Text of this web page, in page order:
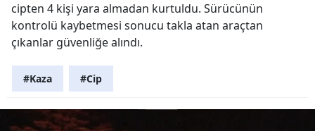
cipten 4 kişi yara almadan kurtuldu. Sürücünün
kontrolü kaybetmesi sonucu takla atan araçtan
çıkanlar güvenliğe alındı.
#Kaza #Cip